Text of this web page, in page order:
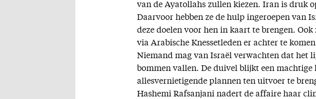
van de Ayatollahs zullen kiezen. Iran is druk
Daarvoor hebben ze de hulp ingeroepen van
deze doelen voor hen in kaart te brengen.
via Arabische Knessetleden er achter te
Niemand mag van Israël verwachten dat het
bommen vallen. De duivel blijkt een machtige
allesvernietigende plannen ten uitvoer te
Hashemi Rafsanjani nadert de affaire haar